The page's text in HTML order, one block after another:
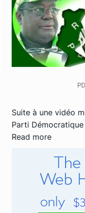
Suite à une vidéo
Parti
Read more